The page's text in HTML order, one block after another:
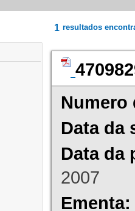
1 resultados
Numero
Data da
Data da
2007
Ementa: